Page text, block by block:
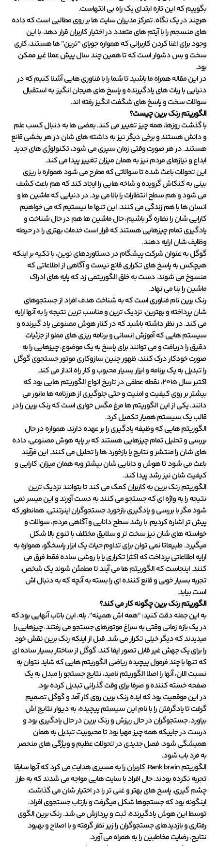
بگوییم که این تازه ابتدای یک راه بی انتهاست.
هرچند در یک نگاه، تمرکز مدیران سایت ها بر روی مطالبی است که داده
های منسجم را با آیتم های متعدد در اختیار کاربران قرار دهد، با این
وجود برای اغنا کردن کاربرانی که همواره جویای “ترین” ها هستند، کاری
سخت و بس دشوار است که تا همین چند سال پیش عملا غیر ممکن
بود.
در این مقاله همراه ما باشید تا شما را با فناوری هایی آشنا کنیم که در
دنیایی با ربات های یادگیرنده و پاسخ های هیجان انگیز، به استقبال
سوالات سخت و پاسخ های شگفت انگیز رفته اند.
الگوریتم رنک برین چیست؟
با گذشت روزها، همه چیز تغییر می کند. بعضی ها به دنبال کسب علم
و دانش هستند و برخی دیگر نیز به داشته های شان در هر بخشی قانع
هستند. در هر صورت وقتی زمان سپری می شود، تکنولوژی های جدید
ابداع و نیازهای مردم نیز به همان میزان تغییر پیدا می کند.
این تحولات باعث شده تا سوالاتی که مطرح می شود همواره با ریزی
بینی به کنکاش گرویده و شاخه هایی را ایجاد کند که هم باعث کشف
می شود و هم سطح انتظارات را بالا می برد. در دنیایی که ماشین ها و
انسان ها با هم زندگی می کنند، این تنها ما نیستیم که می خواهیم
کارایی شان را نظاره گر باشیم، حال ماشین ها هم در حال شناخت و
یادگیری تمام چیزهایی هستند که قرار است خدمات بهتری را در حیطه
وظایف شان ارایه دهند.
گوگل به عنوان شرکت پیشگام در دستاوردهای نوین، با تکیه بر اینکه
هیچکس به پاسخ های تکراری قانع نیست و آگاهی از اطلاعاتی که
منسوخ می شوند، دست به خلق الگوریتمی زد که پایه های ادراک
ماشین را بنا می نهاد.
رنک برین نام فناوری است که به شناخت هدف افراد از جستجوهای
شان پرداخته و بهترین، نزدیک ترین و مناسب ترین نتیجه را به آنها ارایه
می کند. در نظر داشته باشید که در کنار هوش مصنوعی یاد گیرنده و
سیستم هایی که آموزش انسانی و برنامه ریزی های مملو از جزئیات
دقیق را دریافت و می توانند برای پاسخ به یک موضوع، چیزهایی را به
صورت خودکار درک کنند، ظهور چنین سازوکاری موتور جستجوی گوگل
را تبدیل به یک برنامه و ابزار بسیار محبوب و کار راه انداز می کند.
اکتبر سال 2015، نقطه عطفی در تاریخ انواع الگوریتم هایی بود که
بیشتر بر روی کیفیت و امنیت و حتی جلوگیری از هرزنامه ها مانور می
دانند. یکی از این الگوریتم ها مرغ مگس خواری است که رنک برین را در
قالب یک سیستم همیار تکمیل کرد.
الگوریتم هایی که وظیفه یادگیری را بر عهده دارند، همواره در حال
بررسی و تحلیل تمام چیزهایی هستند که بر پایه هوش مصنوعی، داده
های شان را منتشر و نتایج یا بازخورد ها را تحلیل می کنند. این فرآیند
باعث می شود تا هوش و دانایی شان بیشتر وبه همان میزان، کارایی و
کیفیت شان نیز رشد پیدا کند.
الگوریتم رنک برین به کاربران کمک می کند تا بتوانند نزدیک ترین
نتیجه را به واژه ای که جستجو می کنند به دست آورند و این میسر نمی
شود مگر با بررسی و یادگیری بازخورد جستجوگران اینرتنتی. همانطور که
پیش تر اشاره کردیم، با رشد سطح دانایی و آگاهی مردم، سوالات و
خواسته های شان نیز سخت تر و سلایق مختلف با تنوع بالا شکل
میگیرد. طبیعاتا نمی توان برای تداوم حیات یک ابزار پاسخگو، همواره به
ارایه اطلاعاتی پرداخت که اکثرا تکراری یا با روشی ساده فقط فرق می
کنند. اینجاست که الگوریتم ها می آیند تا مطمئن شوند یک شخص،
تجربه بسیار خوبی و قانع کننده ای را بسته به آنچه که به دنبال اش
است بیابد.
الگوریتم رنک برینچگونه کار می کند؟
به این جمله دقت کنید: “همه اش همینه”. بله، این باتاب آنهایی بود که
در یک بازه زمانی وقتی به سراغ موتورهای جستجو می رفتند، چیزهایی را
میدیدند که دیگر خیلی تکرار می شد. قبل از اینکه رنک برین نقش خود
را برای یک جهش غیر قابل تصور ایفا کند، گوگل از ساختار بسیار ساده ای
که تنها با چند فرمول پیچیده ریاضی الگوریتم هایی که شاید نتوان به
نسبت الان، آنها را اصلا الگوریتم نامید، نتایج جستجو را مبدل به یک
صفحه خسته کننده و صرفا برای وقت گذرانی تبدیل کرده بود.
در این موقعیت بود که ایده رنک برین روی کار آمد و گوگل تصمیم
گرفت تا یادگرفتن را با نام این سیستم پیچیده، به دیوار نتایج اش
بیاورد. جستجوگران در حال ریزش و رنک برین در حال یادگیری بود و
درست در جاییکه همه چیز مهیا بود تا محبوبیت تبدیل به همان
همیشگی شود، فصل جدیدی در تحولات عظیم و ویژگی های منحصر
به فرد باب شود.
الگوریتم Rank brain، کاربران را به مسیری هدایت می کرد که آنها سابقا
تجربه نکرده بودند. حال افراد با سایت هایی مواجه می شدند که به طرز
چشم گیری، پاسخ های بهتر و غنی تر را در اختیار شان می گذاشت.
اینگونه بود که جستجوها شکل میگرفت و بازتاب جستجوی افراد،
توسط این هوش یادگیرنده، ثبت و پردازش می شد. رنک برین الگوی
رفتاری و بازدیدهای جستجوگران را زیر نظر گرفته و با اصلاح و بهبود
نتایج، رضایت مخاطبین را به همراه می آورد.